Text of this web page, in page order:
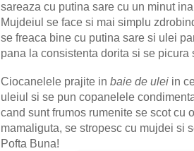
sareaza cu putina sare cu un minut
Mujdeiul se face si mai simplu
se freaca bine cu putina sare si ulei
pana la consistenta dorita si se
Ciocanelele prajite in baie de ulei in
uleiul si se pun copanelele
cand sunt frumos rumenite se scot cu
mamaliguta, se stropesc cu mujdei si
Pofta Buna!